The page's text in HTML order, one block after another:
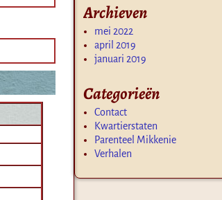
Archieven
mei 2022
april 2019
januari 2019
Categorieën
Contact
Kwartierstaten
Parenteel Mikkenie
Verhalen